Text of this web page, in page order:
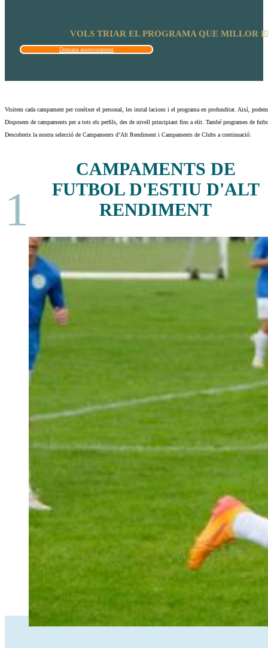
VOLS TRIAR EL PROGRAMA QUE MILLOR
Demana assessorament
Visitem cada campament per conèixer el personal, les instal·lacions i el programa en profunditat. Així,
Disposem de campaments per a tots els perfils, des de nivell principiant fins a elit. També programes de
Descobreix la nostra selecció de Campaments d’Alt Rendiment i Campaments de Clubs a continuació:
1
CAMPAMENTS DE
FUTBOL D'ESTIU D'ALT
RENDIMENT